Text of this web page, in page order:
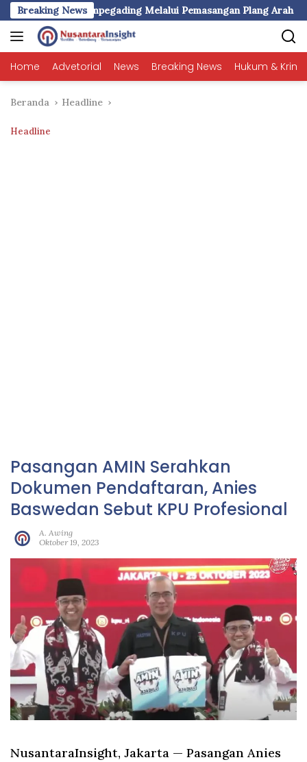
Langsung
ke
konten
Breaking News
Rompegading Melalui Pemasangan Plang Arah dan
Home Advetorial News Breaking News Hukum &
Beranda Headline
Headline
Pasangan AMIN Serahkan
Dokumen Pendaftaran, Anies
Baswedan Sebut KPU Profesional
A. Awing
Oktober 19, 2023
NusantaraInsight, Jakarta — Pasangan Anies